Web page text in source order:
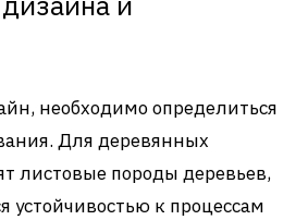
необходимо определиться
Для деревянных
листовые породы деревьев,
устойчивостью к процессам